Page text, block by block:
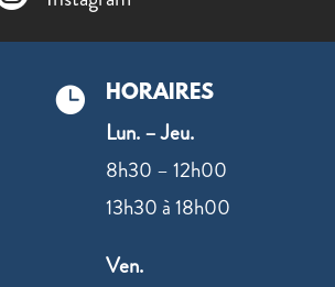
 HORAIRES
Lun. – Jeu.
8h30 – 12h00
13h30 à 18h00
Ven.